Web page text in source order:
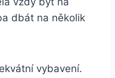
dbát na několik
vybavení.